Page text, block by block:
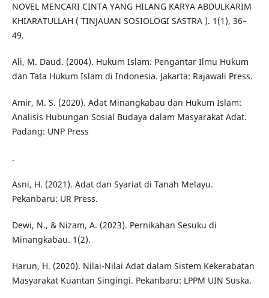
NOVEL MENCARI CINTA YANG HILANG KARYA ABDULKARIM
KHIARATULLAH ( TINJAUAN SOSIOLOGI SASTRA ). 1(1), 36–
49.
Ali, M. Daud. (2004). Hukum Islam: Pengantar Ilmu Hukum
dan Tata Hukum Islam di Indonesia. Jakarta: Rajawali Press.
Amir, M. S. (2020). Adat Minangkabau dan Hukum Islam:
Analisis Hubungan Sosial Budaya dalam Masyarakat Adat.
Padang: UNP Press
.
Asni, H. (2021). Adat dan Syariat di Tanah Melayu.
Pekanbaru: UR Press.
Dewi, N., & Nizam, A. (2023). Pernikahan Sesuku di
Minangkabau. 1(2).
Harun, H. (2020). Nilai-Nilai Adat dalam Sistem Kekerabatan
Masyarakat Kuantan Singingi. Pekanbaru: LPPM UIN Suska.